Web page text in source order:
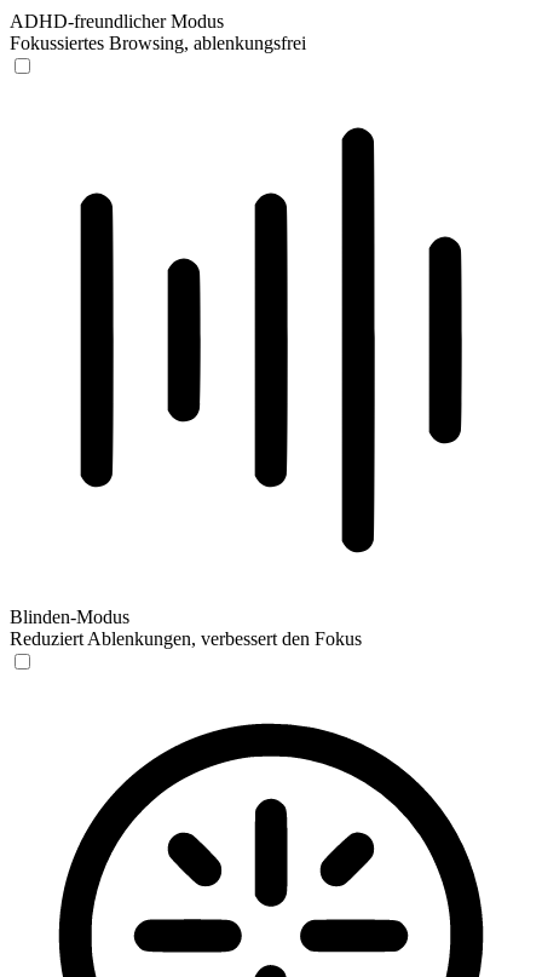
ADHD-freundlicher Modus
Fokussiertes Browsing, ablenkungsfrei
Blinden-Modus
Reduziert Ablenkungen, verbessert den Fokus